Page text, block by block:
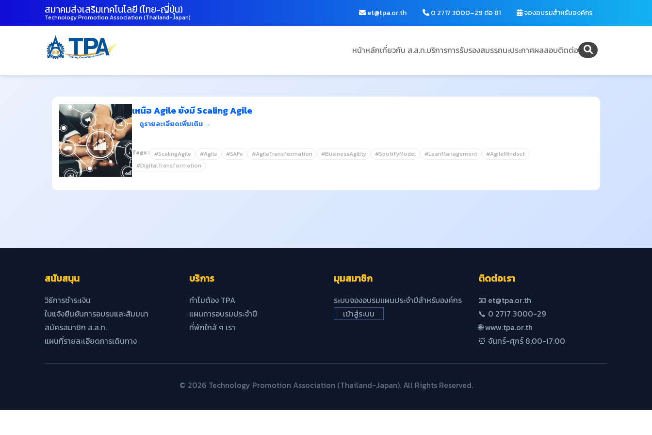
สมาคมส่งเสริมเทคโนโลยี (ไทย-ญี่ปุ่น)
Technology Promotion Association (Thailand-Japan) et@tpa.or.th 0 2717 3000–29 ต่อ 81 จองอบรมสำหรับองค์กร
หน้าหลักเกี่ยวกับ ส.ส.ท.บริการการรับรองสมรรถนะประกาศผลสอบติดต่อ
เหนือ Agile ยังมี Scaling Agile
ดูรายละเอียดเพิ่มเติม →
Tags : #ScalingAgile #Agile #SAFe #AgileTransformation #BusinessAgility #SpotifyModel #LeanManagement
#AgileMindset
#DigitalTransformation
สนับสนุน
วิธีการชำระเงิน
ใบแจ้งยืนยันการอบรมและสัมมนา
สมัครสมาชิก ส.ส.ท.
แผนที่รายละเอียดการเดินทาง
บริการ
ทำไมต้อง TPA
แผนการอบรมประจำปี
ที่พักใกล้ ๆ เรา
มุมสมาชิก
ระบบจองอบรมแผนประจำปีสำหรับองค์กร
เข้าสู่ระบบ
ติดต่อเรา
📧 et@tpa.or.th
📞 0 2717 3000-29
🌐 www.tpa.or.th
⏰ จันทร์-ศุกร์ 8:00-17:00
© 2026 Technology Promotion Association (Thailand-Japan). All Rights Reserved.